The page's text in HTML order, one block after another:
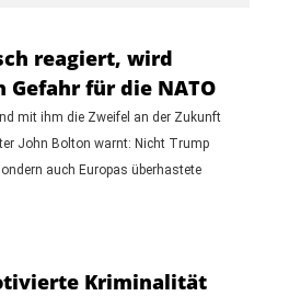
reagiert, wird
Gefahr für die NATO
mit ihm die Zweifel an der Zukunft
John Bolton warnt: Nicht Trump
auch Europas überhastete
Kriminalität